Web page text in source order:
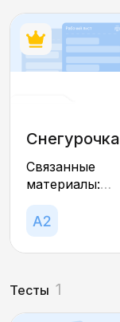
Снегурочка
Связанные
материалы:
тесты,
интерактивы,
игры,
презентация
Тесты 1